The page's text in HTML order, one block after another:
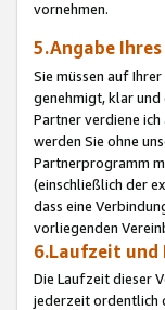
vornehmen.
5.Angabe
Sie müssen auf
genehmigt, klar und
Partner verdiene
werden Sie ohne
Partnerprogramm
(einschließlich der
dass eine
vorliegenden
6.Laufzeit und
Die Laufzeit dieser
jederzeit ordentlich